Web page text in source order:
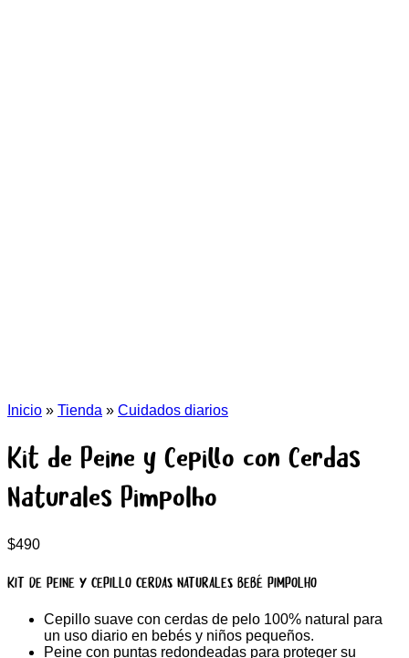
Inicio » Tienda » Cuidados diarios
Kit de Peine y Cepillo con Cerdas
Naturales Pimpolho
$490
KIT DE PEINE Y CEPILLO CERDAS NATURALES BEBÉ PIMPOLHO
Cepillo suave con cerdas de pelo 100% natural para
un uso diario en bebés y niños pequeños.
Peine con puntas redondeadas para proteger su